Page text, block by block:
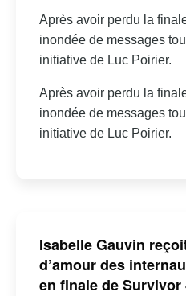
Après avoir perdu la
inondée de messages
initiative de Luc Poirier.
Après avoir perdu la
inondée de messages
initiative de Luc Poirier.
Isabelle Gauvin
d’amour des
en finale de Survivor